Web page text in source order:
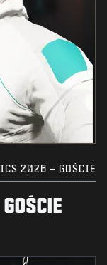
2026 – GOŚCIE